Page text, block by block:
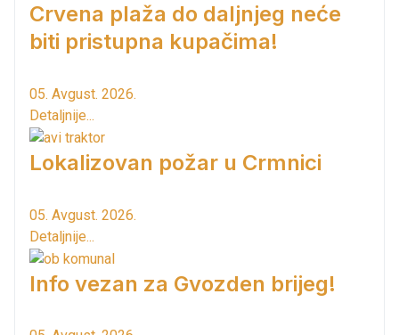
Crvena plaža do daljnjeg neće
biti pristupna kupačima!
05. Avgust. 2026.
Detaljnije...
Lokalizovan požar u Crmnici
05. Avgust. 2026.
Detaljnije...
Info vezan za Gvozden brijeg!